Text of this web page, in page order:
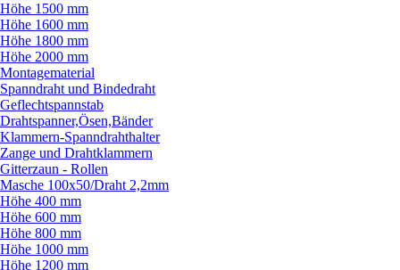
Höhe 1500 mm
Höhe 1600 mm
Höhe 1800 mm
Höhe 2000 mm
Montagematerial
Spanndraht und Bindedraht
Geflechtspannstab
Drahtspanner,Ösen,Bänder
Klammern-Spanndrahthalter
Zange und Drahtklammern
Gitterzaun - Rollen
Masche 100x50/Draht 2,2mm
Höhe 400 mm
Höhe 600 mm
Höhe 800 mm
Höhe 1000 mm
Höhe 1200 mm